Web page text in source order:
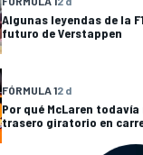
Algunas leyendas de la
futuro de Verstappen
FÓRMULA 12 d
Por qué McLaren
trasero giratorio en